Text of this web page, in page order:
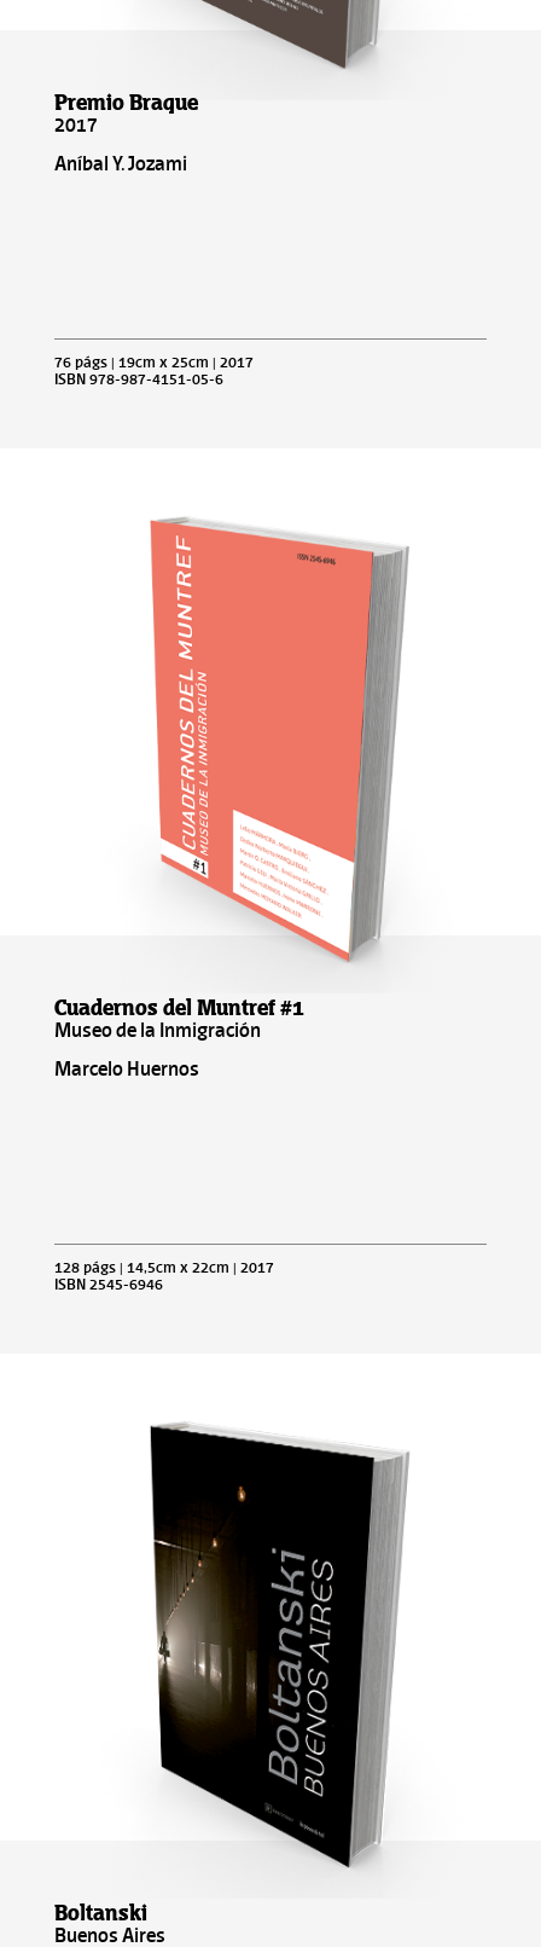
Premio Braque
2017
Aníbal Y. Jozami
76 págs | 19cm x 25cm | 2017
ISBN 978-987-4151-05-6
Cuadernos del Muntref #1
Museo de la Inmigración
Marcelo Huernos
128 págs | 14,5cm x 22cm | 2017
ISBN 2545-6946
Boltanski
Buenos Aires